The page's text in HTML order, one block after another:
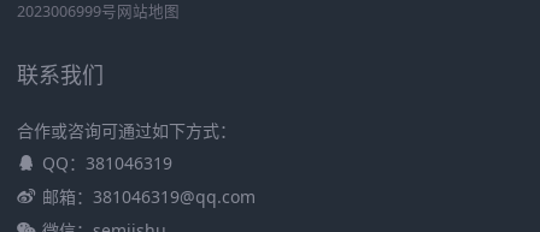
2023006999号网站地图
联系我们
合作或咨询可通过如下方式：
QQ：381046319
邮箱：381046319@qq.com